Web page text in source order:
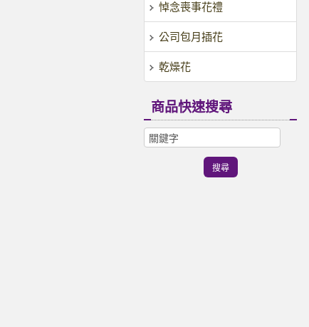
悼念喪事花禮
公司包月插花
乾燥花
商品快速搜尋